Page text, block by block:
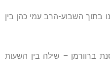
השבוע-הרב עמי כהן בין
ברוורמן – שילה בין השעות